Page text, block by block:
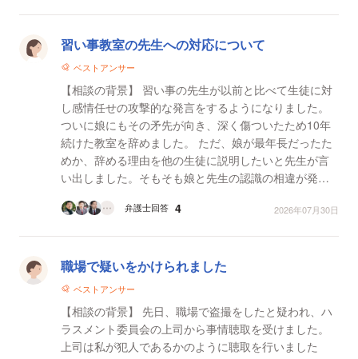
習い事教室の先生への対応について
ベストアンサー
【相談の背景】 習い事の先生が以前と比べて生徒に対
し感情任せの攻撃的な発言をするようになりました。
ついに娘にもその矛先が向き、深く傷ついたため10年
続けた教室を辞めました。 ただ、娘が最年長だったた
めか、辞める理由を他の生徒に説明したいと先生が言
い出しました。そもそも娘と先生の認識の相違が発端
ば、娘の...
弁護士回答 4 2026年07月30日
職場で疑いをかけられました
ベストアンサー
【相談の背景】 先日、職場で盗撮をしたと疑われ、ハ
ラスメント委員会の上司から事情聴取を受けました。
上司は私が犯人であるかのように聴取を行いました